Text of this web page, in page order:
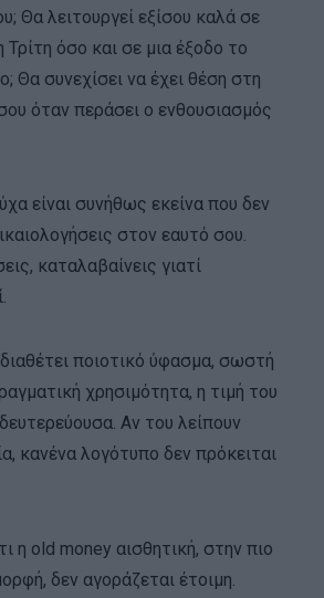
Θα λειτουργεί εξίσου καλά σε
Τρίτη όσο και σε μια έξοδο το
Θα συνεχίσει να έχει θέση στη
όταν περάσει ο ενθουσιασμός
είναι συνήθως εκείνα που δεν
στον εαυτό σου.
καταλαβαίνεις γιατί
ποιοτικό ύφασμα, σωστή
χρησιμότητα, η τιμή του
Αν του λείπουν
κανένα λογότυπο δεν πρόκειται
η old money αισθητική, στην πιο
δεν αγοράζεται έτοιμη.